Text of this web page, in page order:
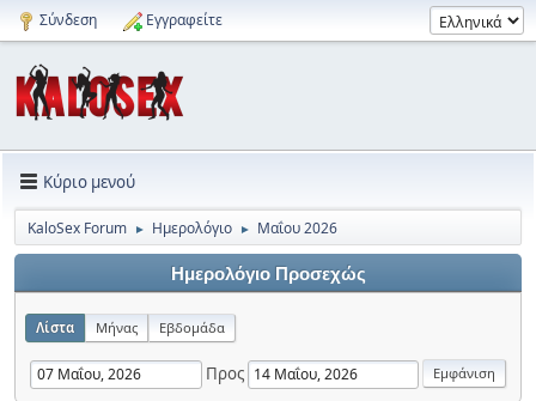
Σύνδεση Εγγραφείτε
Κύριο μενού
KaloSex Forum ► Ημερολόγιο ► Μαΐου 2026
Ημερολόγιο Προσεχώς
Λίστα Μήνας Εβδομάδα
Προς